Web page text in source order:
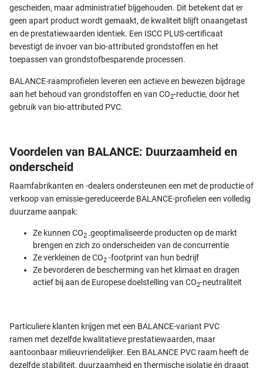
gescheiden, maar administratief bijgehouden. Dit betekent dat er
geen apart product wordt gemaakt, de kwaliteit blijft onaangetast
en de prestatiewaarden identiek. Een ISCC PLUS-certificaat
bevestigt de invoer van bio-attributed grondstoffen en het
toepassen van grondstofbesparende processen.
BALANCE-raamprofielen leveren een actieve en bewezen bijdrage
aan het behoud van grondstoffen en van CO2-reductie, door het
gebruik van bio-attributed PVC.
Voordelen van BALANCE: Duurzaamheid en
onderscheid
Raamfabrikanten en -dealers ondersteunen een met de productie of
verkoop van emissie-gereduceerde BALANCE-profielen een volledig
duurzame aanpak:
Ze kunnen CO2 -geoptimaliseerde producten op de markt
brengen en zich zo onderscheiden van de concurrentie
Ze verkleinen de CO2 -footprint van hun bedrijf
Ze bevorderen de bescherming van het klimaat en dragen
actief bij aan de Europese doelstelling van CO2-neutraliteit
Particuliere klanten krijgen met een BALANCE-variant PVC
ramen met dezelfde kwalitatieve prestatiewaarden, maar
aantoonbaar milieuvriendelijker. Een BALANCE PVC raam heeft de
dezelfde stabiliteit, duurzaamheid en thermische isolatie én draagt